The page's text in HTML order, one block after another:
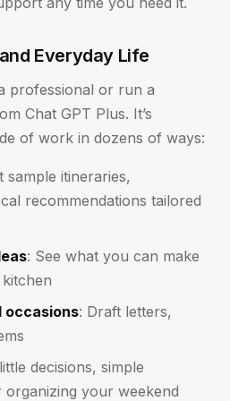
Everyday Life
professional or run a
Chat GPT Plus. It’s
of work in dozens of ways:
sample itineraries,
recommendations tailored
: See what you can make
occasions: Draft letters,
decisions, simple
your weekend